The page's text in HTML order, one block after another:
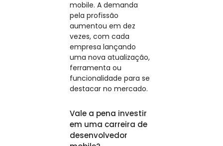
mobile. A demanda
pela profissão
aumentou em dez
vezes, com cada
empresa lançando
uma nova atualização,
ferramenta ou
funcionalidade para se
destacar no mercado.
Vale a pena investir
em uma carreira de
desenvolvedor